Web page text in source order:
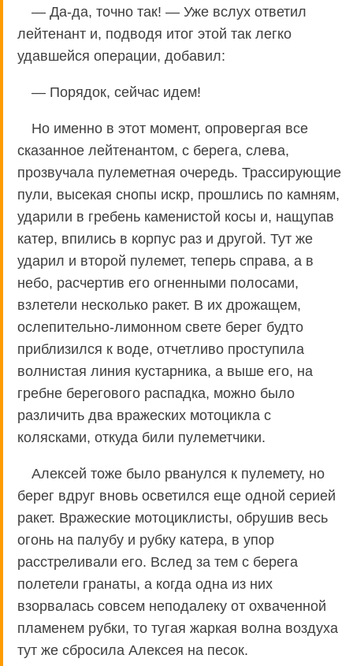
— Да-да, точно так! — Уже вслух ответил
лейтенант и, подводя итог этой так легко
удавшейся операции, добавил:
— Порядок, сейчас идем!
Но именно в этот момент, опровергая все
сказанное лейтенантом, с берега, слева,
прозвучала пулеметная очередь. Трассирующие
пули, высекая снопы искр, прошлись по камням,
ударили в гребень каменистой косы и, нащупав
катер, впились в корпус раз и другой. Тут же
ударил и второй пулемет, теперь справа, а в
небо, расчертив его огненными полосами,
взлетели несколько ракет. В их дрожащем,
ослепительно-лимонном свете берег будто
приблизился к воде, отчетливо проступила
волнистая линия кустарника, а выше его, на
гребне берегового распадка, можно было
различить два вражеских мотоцикла с
колясками, откуда били пулеметчики.
Алексей тоже было рванулся к пулемету, но
берег вдруг вновь осветился еще одной серией
ракет. Вражеские мотоциклисты, обрушив весь
огонь на палубу и рубку катера, в упор
расстреливали его. Вслед за тем с берега
полетели гранаты, а когда одна из них
взорвалась совсем неподалеку от охваченной
пламенем рубки, то тугая жаркая волна воздуха
тут же сбросила Алексея на песок.